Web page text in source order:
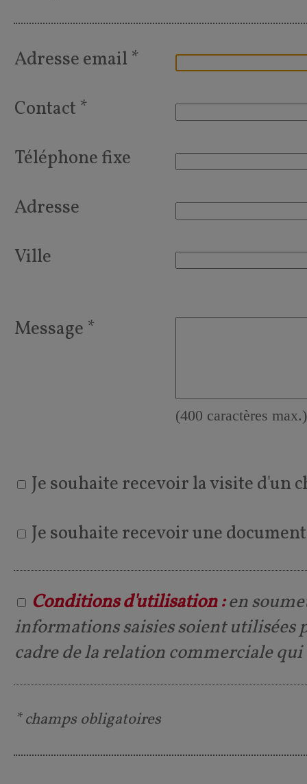
Adresse email *
Contact *
Téléphone fixe
Adresse
Ville
Message *
(400 caractères max.)
Je souhaite recevoir la visite d'un
Je souhaite recevoir une
Conditions d'utilisation :en
informations saisies soient utilisées
cadre de la relation commerciale
* champs obligatoires